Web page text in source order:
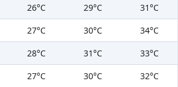
26°C 29°C
31°C
27°C 30°C
34°C
28°C 31°C
33°C
27°C 30°C
32°C